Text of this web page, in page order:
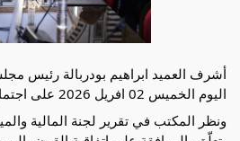
أشرف العميد ابراهيم بودربالة رئيس
اليوم الخميس 02 افريل 2026 على اجتماع مكتب المجلس.
ونظر المكتب في تقرير لجنة المالية